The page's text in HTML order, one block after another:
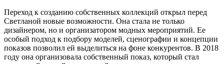
Переход к созданию собственных коллекций открыл перед
Светланой новые возможности. Она стала не только
дизайнером, но и организатором модных мероприятий. Ее
особый подход к подбору моделей, сценографии и концепции
показов позволил ей выделиться на фоне конкурентов. В 2018
году она организовала собственный показ, который стал